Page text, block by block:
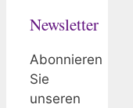
Newsletter
Abonnieren
Sie
unseren